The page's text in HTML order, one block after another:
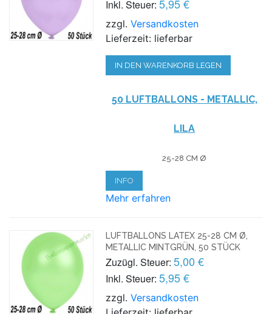
Inkl. Steuer: 5,95 €
zzgl.Versandkosten
Lieferzeit: lieferbar
IN DEN WARENKORB LEGEN
50 LUFTBALLONS - METALLIC,
LILA
25-28 CM Ø
INFO
Mehr erfahren
LUFTBALLONS LATEX 25-28 CM Ø,
METALLIC MINTGRÜN, 50 STÜCK
Zuzügl. Steuer: 5,00 €
Inkl. Steuer: 5,95 €
zzgl.Versandkosten